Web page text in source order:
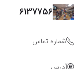
6137756
شماره تماس